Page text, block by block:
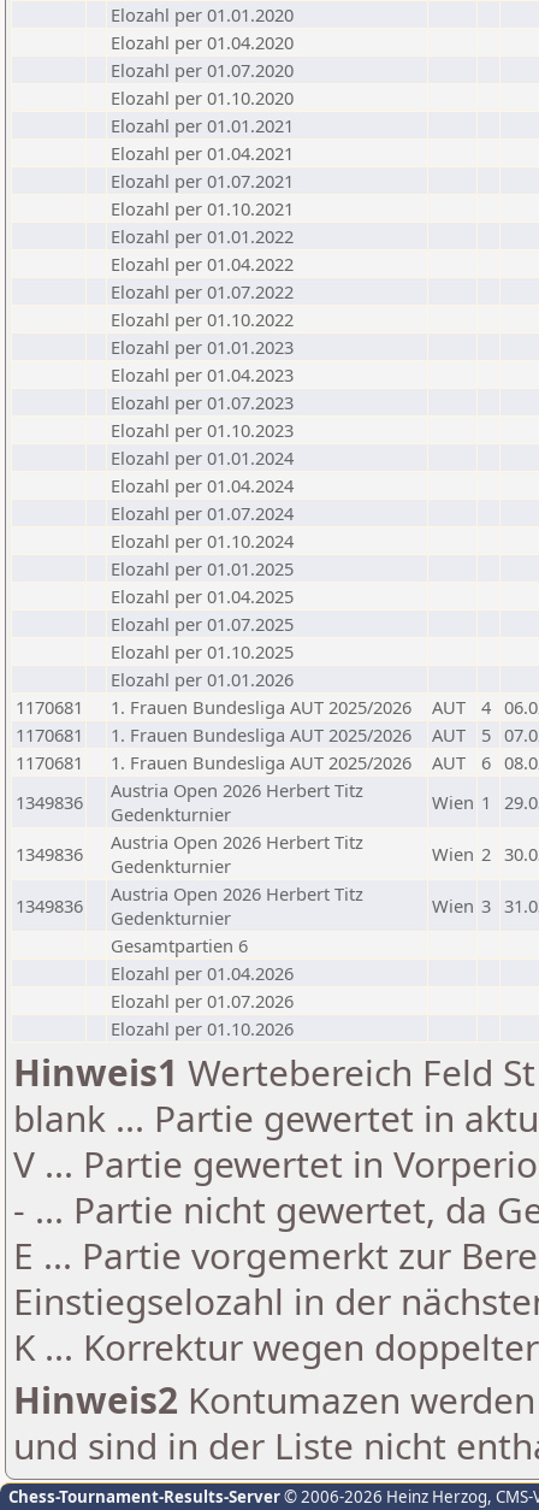
Elozahl per 01.01.2020
Elozahl per 01.04.2020
Elozahl per 01.07.2020
Elozahl per 01.10.2020
Elozahl per 01.01.2021
Elozahl per 01.04.2021
Elozahl per 01.07.2021
Elozahl per 01.10.2021
Elozahl per 01.01.2022
Elozahl per 01.04.2022
Elozahl per 01.07.2022
Elozahl per 01.10.2022
Elozahl per 01.01.2023
Elozahl per 01.04.2023
Elozahl per 01.07.2023
Elozahl per 01.10.2023
Elozahl per 01.01.2024
Elozahl per 01.04.2024
Elozahl per 01.07.2024
Elozahl per 01.10.2024
Elozahl per 01.01.2025
Elozahl per 01.04.2025
Elozahl per 01.07.2025
Elozahl per 01.10.2025
Elozahl per 01.01.2026
1170681
1. Frauen Bundesliga AUT 2025/2026 AUT 4
1170681
1. Frauen Bundesliga AUT 2025/2026 AUT 5
1170681
1. Frauen Bundesliga AUT 2025/2026 AUT 6
1349836
Austria Open 2026 Herbert Titz
Gedenkturnier
Wien 1
1349836
Austria Open 2026 Herbert Titz
Gedenkturnier
Wien 2
1349836
Austria Open 2026 Herbert Titz
Gedenkturnier
Wien 3
Gesamtpartien 6
Elozahl per 01.04.2026
Elozahl per 01.07.2026
Elozahl per 01.10.2026
Hinweis1 Wertebereich Feld
blank ... Partie gewertet in
V ... Partie gewertet in
- ... Partie nicht gewertet, da
E ... Partie vorgemerkt zur
Einstiegselozahl in der
K ... Korrektur wegen
Hinweis2 Kontumazen
und sind in der Liste nicht
Chess-Tournament-Results-Server© 2006-2026 Heinz Herzog,